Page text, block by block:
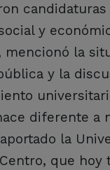
y
mencionó la
y la
diferente a
la
que hoy